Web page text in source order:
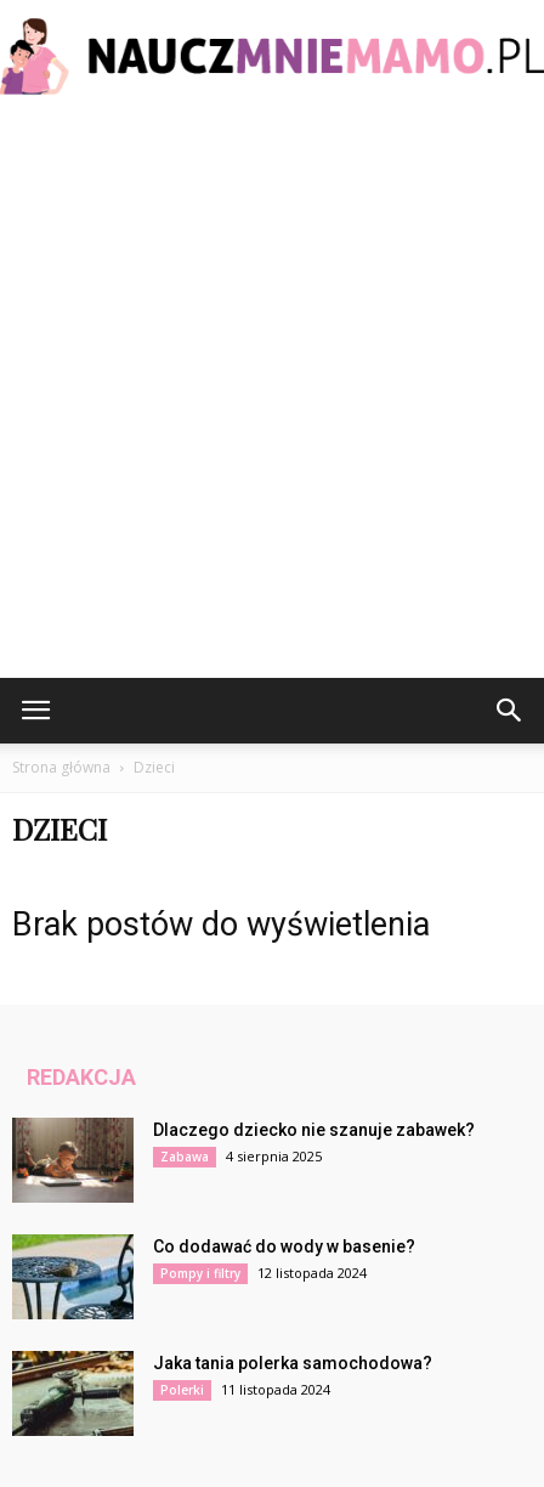
Strona główna Dzieci
DZIECI
Brak postów do wyświetlenia
REDAKCJA
Dlaczego dziecko nie szanuje zabawek?
Zabawa 4 sierpnia 2025
Co dodawać do wody w basenie?
Pompy i filtry 12 listopada 2024
Jaka tania polerka samochodowa?
Polerki 11 listopada 2024